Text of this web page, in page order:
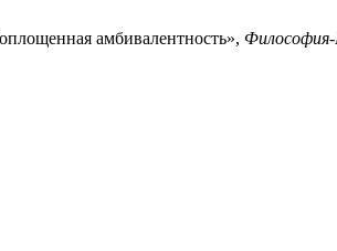
амбивалентность»,